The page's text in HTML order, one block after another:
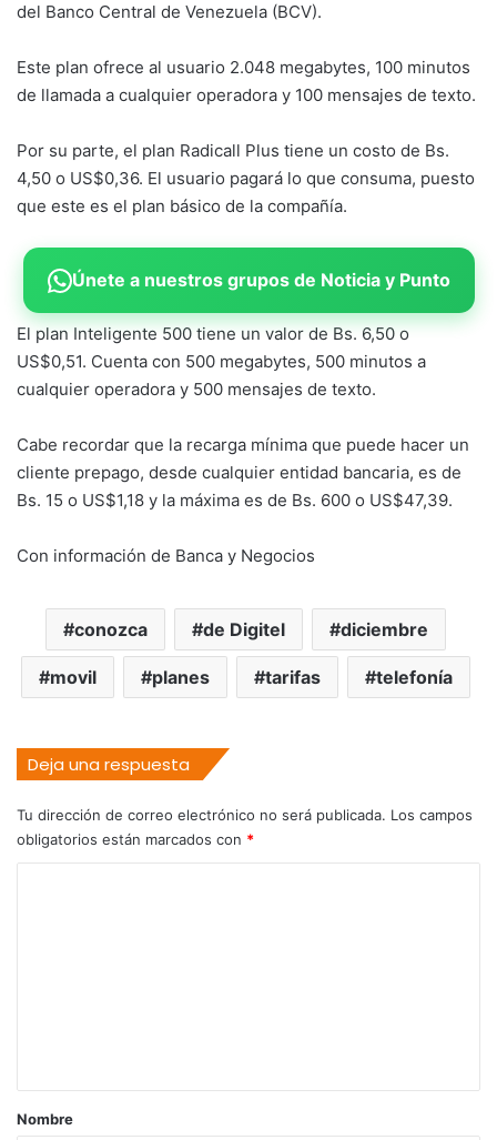
del Banco Central de Venezuela (BCV).
Este plan ofrece al usuario 2.048 megabytes, 100 minutos
de llamada a cualquier operadora y 100 mensajes de texto.
Por su parte, el plan Radicall Plus tiene un costo de Bs.
4,50 o US$0,36. El usuario pagará lo que consuma, puesto
que este es el plan básico de la compañía.
Únete a nuestros grupos de Noticia y Punto
El plan Inteligente 500 tiene un valor de Bs. 6,50 o
US$0,51. Cuenta con 500 megabytes, 500 minutos a
cualquier operadora y 500 mensajes de texto.
Cabe recordar que la recarga mínima que puede hacer un
cliente prepago, desde cualquier entidad bancaria, es de
Bs. 15 o US$1,18 y la máxima es de Bs. 600 o US$47,39.
Con información de Banca y Negocios
conozca de Digitel diciembre
movil planes tarifas telefonía
Deja una respuesta
Tu dirección de correo electrónico no será publicada. Los campos
obligatorios están marcados con *
r
Nombre